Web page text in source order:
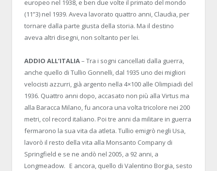
europeo nel 1938, e ben due volte il primato del mondo
(11”3) nel 1939. Aveva lavorato quattro anni, Claudia, per
tornare dalla parte giusta della storia. Ma il destino
aveva altri disegni, non soltanto per lei.
ADDIO ALL’ITALIA– Tra i sogni cancellati dalla guerra,
anche quello di Tullio Gonnelli, dal 1935 uno dei migliori
velocisti azzurri, già argento nella 4×100 alle Olimpiadi del
1936. Quattro anni dopo, accasato non più alla Virtus ma
alla Baracca Milano, fu ancora una volta tricolore nei 200
metri, col record italiano. Poi tre anni da militare in guerra
fermarono la sua vita da atleta. Tullio emigrò negli Usa,
lavorò il resto della vita alla Monsanto Company di
Springfield e se ne andò nel 2005, a 92 anni, a
Longmeadow. E ancora, quello di Valentino Borgia, sesto